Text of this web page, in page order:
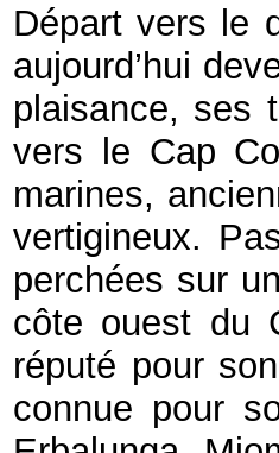
Départ vers le
aujourd’hui
plaisance, ses
vers le Cap
marines,
vertigineux.
perchées sur
côte ouest du
réputé pour
connue pour